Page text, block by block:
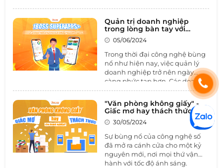
tích hợp đa ứng dụng một cách
thông minh mà còn tùy chỉnh
linh hoạt theo từng đặc thù
ngành nghề, hứa hẹn mang
đến sự tiện lợi và hiệu quả cho
mọi doanh nghiệp. Cùng 1BOSS
điểm danh những điểm nổi bật
mà nền tảng này mang lại là
gì?
Quản trị doanh nghiệp
trong lòng bàn tay với
1BOSS SUPERAPPS+
05/06/2024
Trong thời đại công nghệ bùng
nổ như hiện nay, việc quản lý
doanh nghiệp trở nên ngày
càng phức tạp hơn. Các doanh
nghiệp SMEs và Startup, với
nguồn lực hạn chế, thường gặp
nhiều khó khăn trong việc quản
lý và vận hành hiệu quả.
"Văn phòng không giấy" -
Giấc mơ hay thách thức
doanh nghiệp
30/05/2024
Sự bùng nổ của công nghệ số
đã mở ra cánh cửa cho một kỷ
nguyên mới, nơi mọi thứ vận
hành với tốc độ ánh sáng.